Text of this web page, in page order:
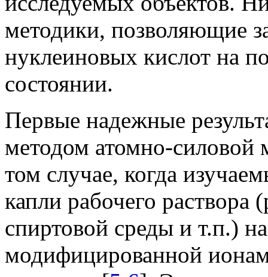
методики, позволяющие
нуклеиновых кислот на
состоянии.
Первые надежные
методом атомно-
том случае, когда
капли рабочего раствора
спиртовой среды и т.п.)
модифицированной